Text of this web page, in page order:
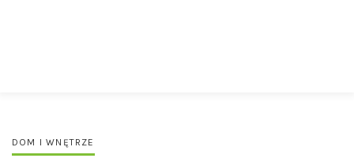
DOM I WNĘTRZE